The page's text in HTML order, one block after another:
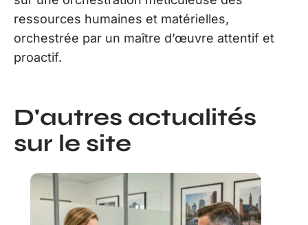
ressources humaines et matérielles,
orchestrée par un maître d’œuvre attentif et
proactif.
D'autres actualités
sur le site